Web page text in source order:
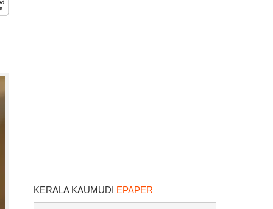
KERALA KAUMUDI EPAPER